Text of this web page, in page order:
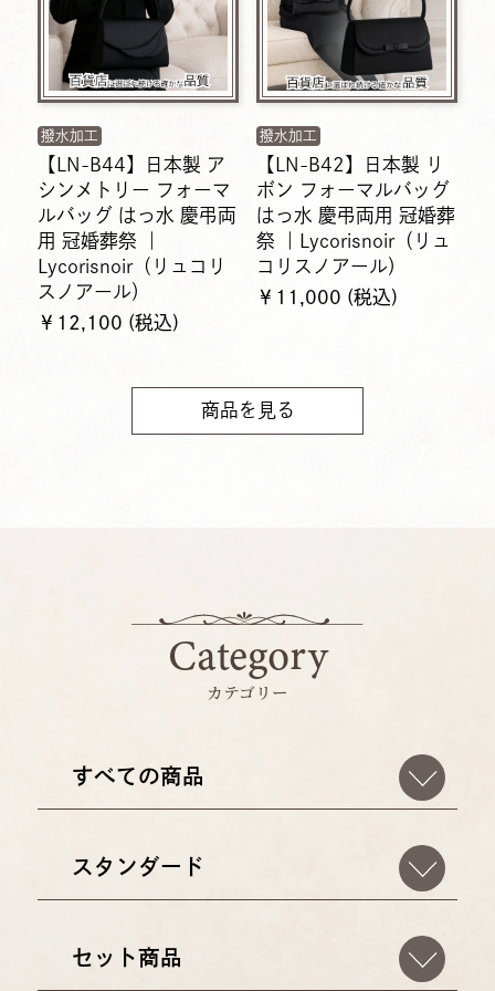
撥水加工
【LN-B44】日本製 ア
シンメトリー フォーマ
ルバッグ はっ水 慶弔両
用 冠婚葬祭 ｜
Lycorisnoir（リュコリ
スノアール）
￥12,100 (税込)
撥水加工
【LN-B42】日本製 リ
ボン フォーマルバッグ
はっ水 慶弔両用 冠婚葬
祭 ｜Lycorisnoir（リュ
コリスノアール）
￥11,000 (税込)
商品を見る
Category
カテゴリー
すべての商品
スタンダード
セット商品